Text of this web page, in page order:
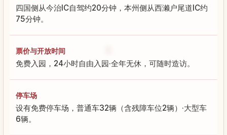
四国侧从今治IC自驾约20分钟，本州侧从西濑户尾道IC约
75分钟。
票价与开放时间
免费入园，24小时自由入园·全年无休，可随时造访。
停车场
设有免费停车场，普通车32辆（含残障车位2辆）·大型车
6辆。